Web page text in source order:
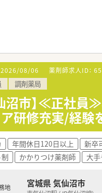
■全国に100店舗以上
企業の安定性は抜群
■地域貢献活動にも力
業です。
■従業員が全体で約
社会的信用も厚い会社
■監査システムなどの
■病院門前・医療モー
■産育休取得者・時短
■借り上げ社宅制度を
■年間休日は124日ござ
■週40時間のシフト勤
■契約社員制度（30時
■薬剤師1人あたり20
2026/08/06 薬剤師求人ID：
調剤薬局
沼市】≪正社
研修充実/経験
年間休日120日以上 新卒
かかりつけ薬剤師 大
地 宮城県 気仙沼市